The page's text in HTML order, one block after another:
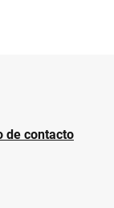
de contacto